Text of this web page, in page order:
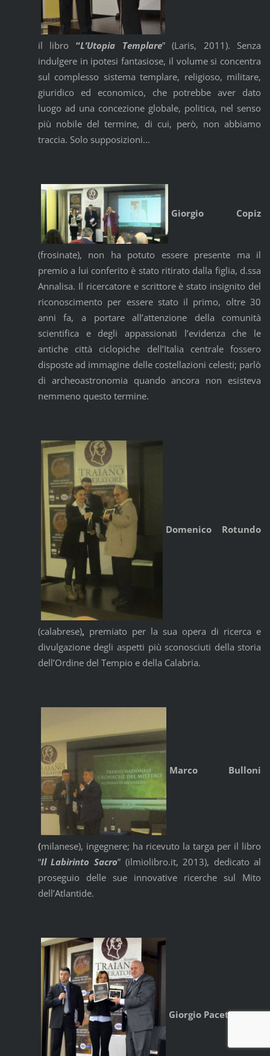
il libro “L’Utopia Templare” (Laris, 2011). Senza
indulgere in ipotesi fantasiose, il volume si concentra
sul complesso sistema templare, religioso, militare,
giuridico ed economico, che potrebbe aver dato
luogo ad una concezione globale, politica, nel senso
più nobile del termine, di cui, però, non abbiamo
traccia. Solo supposizioni...
Giorgio Copiz
(frosinate), non ha potuto essere presente ma il
premio a lui conferito è stato ritirato dalla figlia, d.ssa
Annalisa. Il ricercatore e scrittore è stato insignito del
riconoscimento per essere stato il primo, oltre 30
anni fa, a portare all’attenzione della comunità
scientifica e degli appassionati l’evidenza che le
antiche città ciclopiche dell’Italia centrale fossero
disposte ad immagine delle costellazioni celesti; parlò
di archeoastronomia quando ancora non esisteva
nemmeno questo termine.
Domenico Rotundo
(calabrese), premiato per la sua opera di ricerca e
divulgazione degli aspetti più sconosciuti della storia
dell’Ordine del Tempio e della Calabria.
Marco Bulloni
(milanese), ingegnere; ha ricevuto la targa per il libro
“Il Labirinto Sacro” (ilmiolibro.it, 2013), dedicato al
proseguio delle sue innovative ricerche sul Mito
dell’Atlantide.
Giorgio Pacetti,